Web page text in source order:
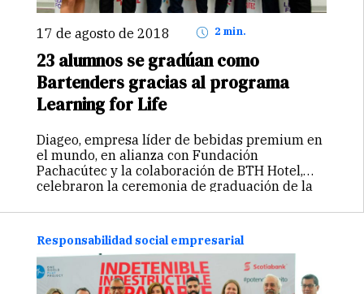
17 de agosto de 2018 2 min.
23 alumnos se gradúan como
Bartenders gracias al programa
Learning for Life
Diageo, empresa líder de bebidas premium en
el mundo, en alianza con Fundación
Pachacútec y la colaboración de BTH Hotel,
celebraron la ceremonia de graduación de la
Learning for Life, en la que 23 alumnos
recibieron… Continuar
Responsabilidad social empresarial